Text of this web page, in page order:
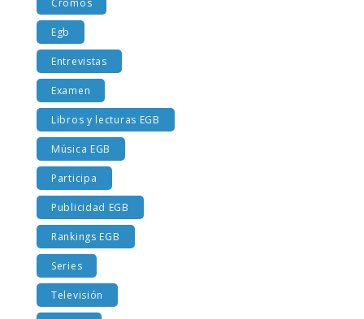
Cromos
Egb
Entrevistas
Examen
Libros y lecturas EGB
Música EGB
Participa
Publicidad EGB
Rankings EGB
Series
Televisión